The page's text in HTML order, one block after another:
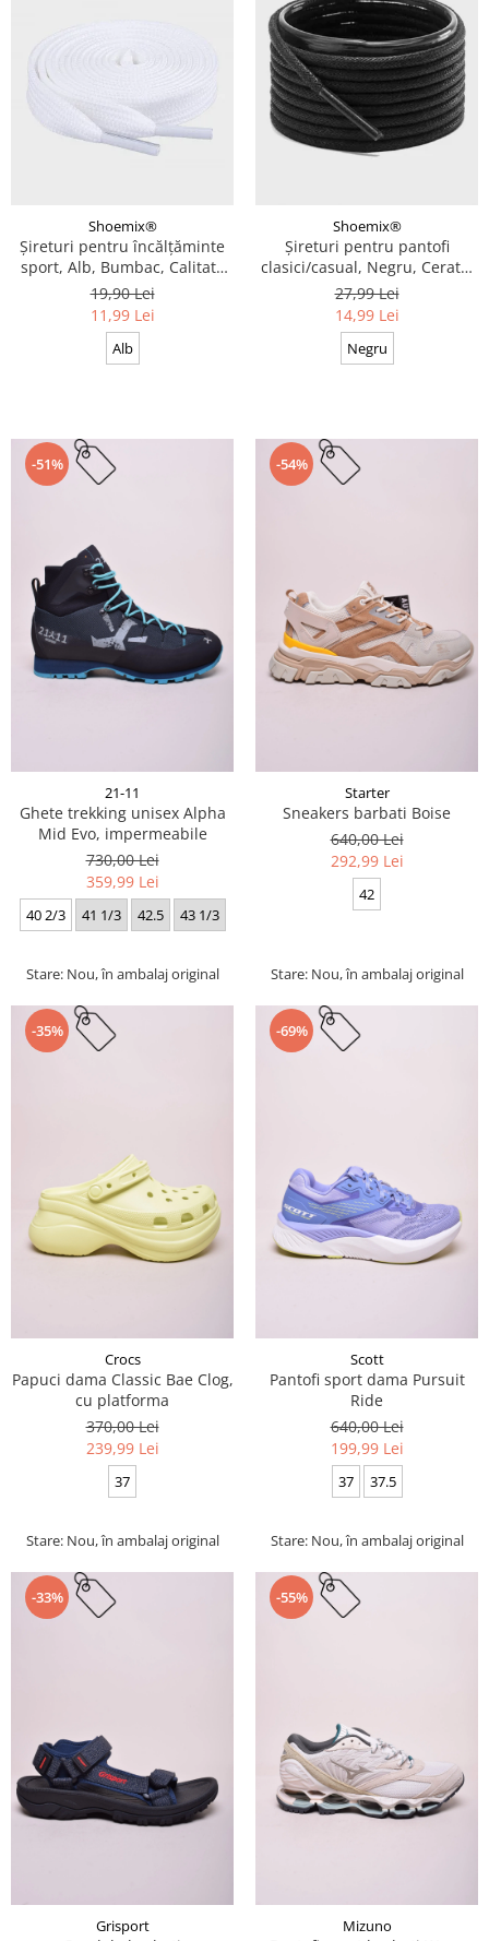
Shoemix®
Șireturi pentru încălțăminte
sport, Alb, Bumbac, Calitate
premium, 100 cm x 0.8 cm
19,90 Lei
11,99 Lei
Alb
Shoemix®
Șireturi pentru pantofi
clasici/casual, Negru, Cerate,
Calitate premium, 110 cm x
0.3 cm
27,99 Lei
14,99 Lei
Negru
-51%
21-11
Ghete trekking unisex Alpha
Mid Evo, impermeabile
730,00 Lei
359,99 Lei
40 2/3 41 1/3 42.5 43 1/3
Stare: Nou, în ambalaj original
-54%
Starter
Sneakers barbati Boise
640,00 Lei
292,99 Lei
42
Stare: Nou, în ambalaj original
-35%
Crocs
Papuci dama Classic Bae Clog,
cu platforma
370,00 Lei
239,99 Lei
37
Stare: Nou, în ambalaj original
-69%
Scott
Pantofi sport dama Pursuit
Ride
640,00 Lei
199,99 Lei
37 37.5
Stare: Nou, în ambalaj original
-33%
Grisport
-55%
Mizuno